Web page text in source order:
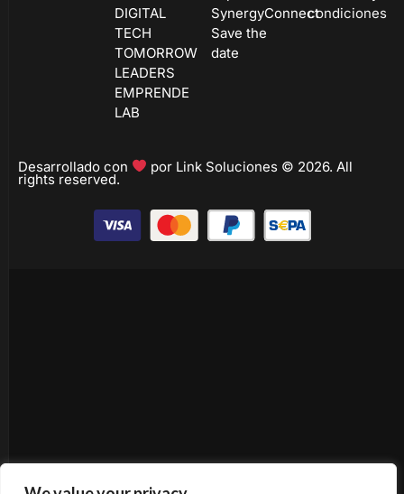
DIGITAL
TECH
TOMORROW
LEADERS
EMPRENDE
LAB
SynergyConnect
Save the
date
condiciones
Desarrollado con por Link Soluciones © 2026. All
rights reserved.